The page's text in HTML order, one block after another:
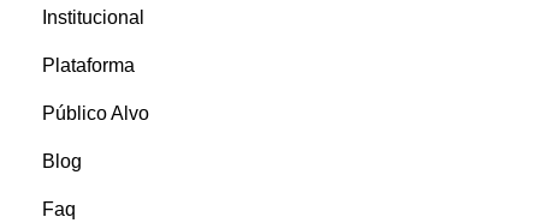
Institucional
Plataforma
Público Alvo
Blog
Faq